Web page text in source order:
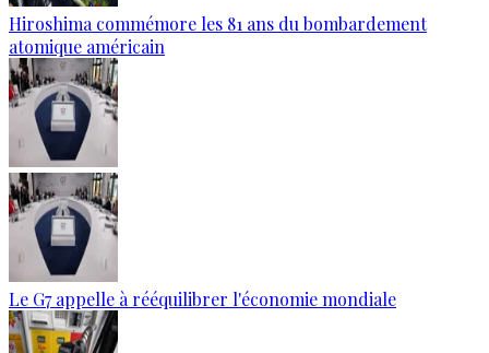
Hiroshima commémore les 81 ans du bombardement
atomique américain
Le G7 appelle à rééquilibrer l'économie mondiale